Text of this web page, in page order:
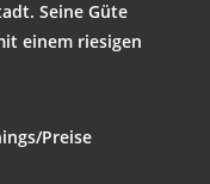
Sei­ne Güte
einem rie­si­gen
Preise